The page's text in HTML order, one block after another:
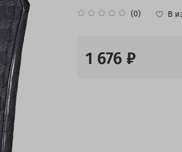
(0) В
1 676 ₽